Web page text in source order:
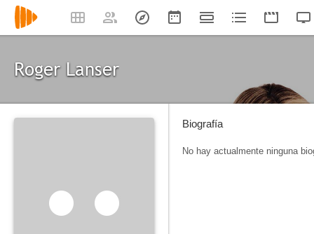
Roger Lanser
Biografía
No hay actualmente ninguna